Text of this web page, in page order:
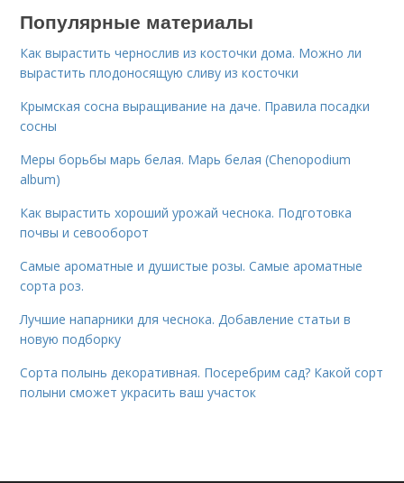
Популярные материалы
Как вырастить чернослив из косточки дома. Можно ли
вырастить плодоносящую сливу из косточки
Крымская сосна выращивание на даче. Правила посадки
сосны
Меры борьбы марь белая. Марь белая (Chenopodium
album)
Как вырастить хороший урожай чеснока. Подготовка
почвы и севооборот
Самые ароматные и душистые розы. Самые ароматные
сорта роз.
Лучшие напарники для чеснока. Добавление статьи в
новую подборку
Сорта полынь декоративная. Посеребрим сад? Какой сорт
полыни сможет украсить ваш участок